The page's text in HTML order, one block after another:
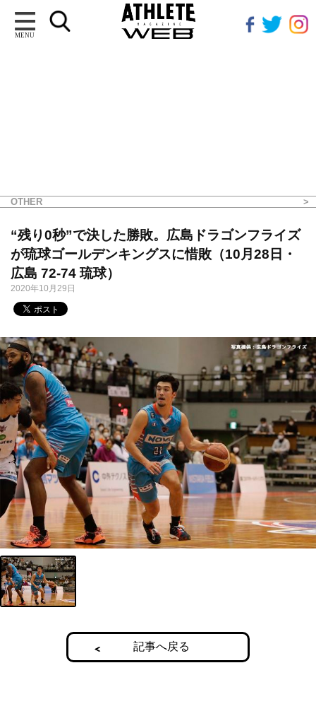
MENU
OTHER
“残り0秒”で決した勝敗。広島ドラゴンフライズ
が琉球ゴールデンキングスに惜敗（10月28日・
広島 72-74 琉球）
2020年10月29日
記事へ戻る